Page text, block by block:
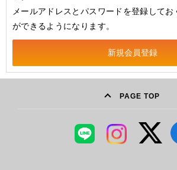
メールアドレスとパスワードを登録して
ができるようになります。
PAGE TOP